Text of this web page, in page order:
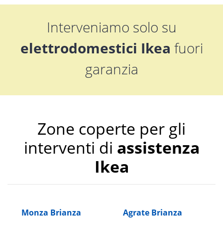
Interveniamo solo su
elettrodomestici Ikea fuori
garanzia
Zone coperte per gli
interventi di assistenza
Ikea
Monza Brianza
Agrate Brianza